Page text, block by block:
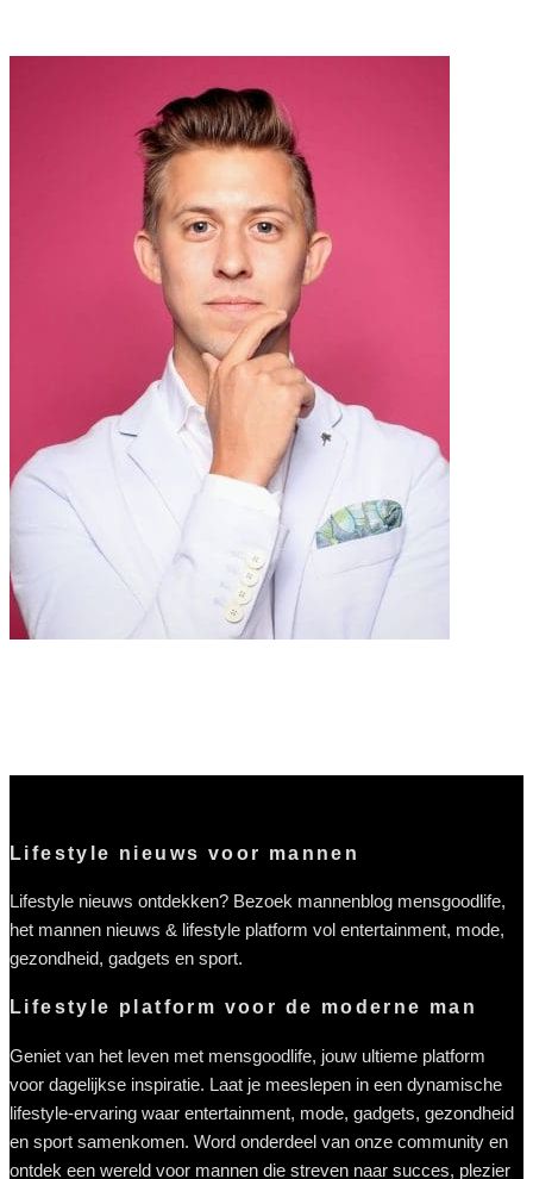
Lifestyle nieuws voor mannen
Lifestyle nieuws ontdekken? Bezoek mannenblog mensgoodlife,
het mannen nieuws & lifestyle platform vol entertainment, mode,
gezondheid, gadgets en sport.
Lifestyle platform voor de moderne man
Geniet van het leven met mensgoodlife, jouw ultieme platform
voor dagelijkse inspiratie. Laat je meeslepen in een dynamische
lifestyle-ervaring waar entertainment, mode, gadgets, gezondheid
en sport samenkomen. Word onderdeel van onze community en
ontdek een wereld voor mannen die streven naar succes, plezier